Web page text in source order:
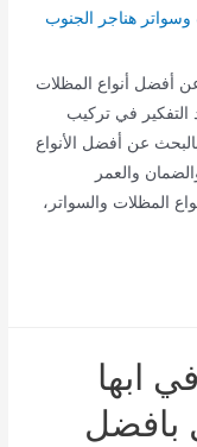
هناجر الجنوب
أفضل أنواع المظلات
التفكير في تركيب
عن أفضل الأنواع
والعمر
المظلات والسواتر،
ابها